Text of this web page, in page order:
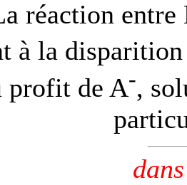
réaction
à la
profit de A-,